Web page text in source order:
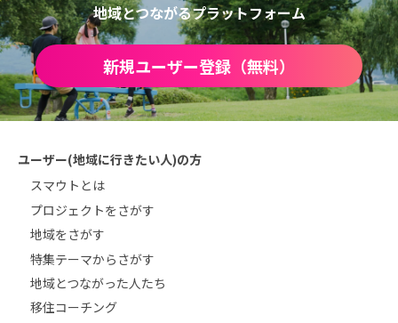
地域とつながるプラットフォーム
新規ユーザー登録（無料）
ユーザー(地域に行きたい人)の方
スマウトとは
プロジェクトをさがす
地域をさがす
特集テーマからさがす
地域とつながった人たち
移住コーチング